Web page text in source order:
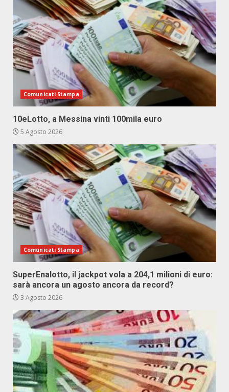
Comunicati Stampa
10eLotto, a Messina vinti 100mila euro
5 Agosto 2026
Comunicati Stampa
SuperEnalotto, il jackpot vola a 204,1 milioni di euro:
sarà ancora un agosto ancora da record?
3 Agosto 2026